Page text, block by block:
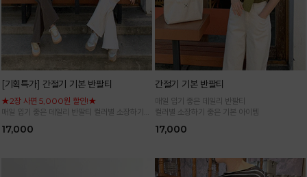
[기획특가] 간절기 기본 반팔티
★2장 사면 5,000원 할인!★
매일 입기 좋은 데일리 반팔티 컬러별 소장하기
17,000
간절기 기본 반팔티
매일 입기 좋은 데일리 반팔티
컬러별 소장하기 좋은 기본 아이템
17,000